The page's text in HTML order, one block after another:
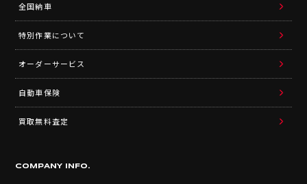
全国納車
特別作業について
オーダーサービス
自動車保険
買取無料査定
COMPANY INFO.